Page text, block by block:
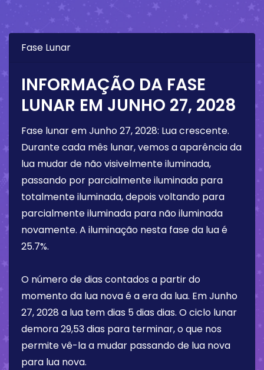
Fase Lunar
INFORMAÇÃO DA FASE
LUNAR EM JUNHO 27, 2028
Fase lunar emJunho 27, 2028: Lua crescente.
Durante cada mês lunar, vemos a aparência da
lua mudar de não visivelmente iluminada,
passando por parcialmente iluminada para
totalmente iluminada, depois voltando para
parcialmente iluminada para não iluminada
novamente. A iluminação nesta fase da lua é
25.7%.
O número de dias contados a partir do
momento da lua nova é a era da lua. EmJunho
27, 2028 a lua tem dias 5 dias dias. O ciclo lunar
demora 29,53 dias para terminar, o que nos
permite vê-la a mudar passando de lua nova
para lua nova.